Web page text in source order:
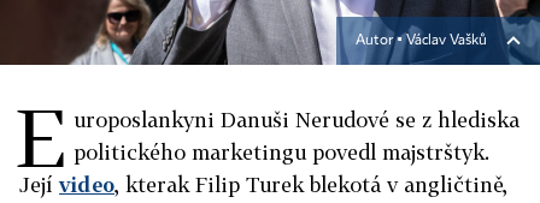
Autor ▪ Václav Vašků
E uroposlankyni Danuši Nerudové se z hlediska
politického marketingu povedl majstrštyk.
Jejívideo, kterak Filip Turek blekotá v angličtině,